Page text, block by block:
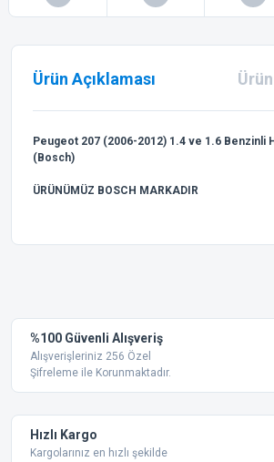
Ürün Açıklaması
Peugeot 207 (2006-2012) 1.4 ve 1.6 Benzinli
(Bosch)
ÜRÜNÜMÜZ BOSCH MARKADIR
Ürün resmi kalitesiz, bozuk veya
Ürün açıklamasında eksik bilgiler
Bu ürüne benzer farklı alternatifler olmalı.
%100 Güvenli Alışveriş
Alışverişleriniz 256 Özel
Şifreleme ile Korunmaktadır.
Hızlı Kargo
Kargolarınız en hızlı şekilde